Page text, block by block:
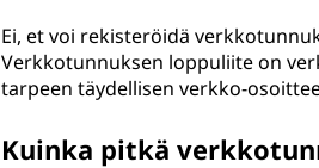
Ei, et voi rekisteröidä
Verkkotunnuksen loppuliite on
tarpeen täydellisen verkko-
Kuinka pitkä